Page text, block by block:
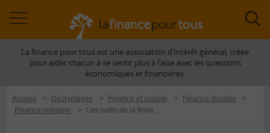
àLa finance pour tous est une association d’intérêt général, créée
pour aider chacun à se sentir plus à l’aise avec les questions
économiques et financières.
Accueil > Décryptages > Finance et société > Finance durable
>
Finance solidaire
> Les outils de la finance solidaire